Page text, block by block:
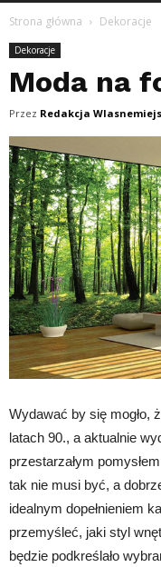
Strona główna Dekoracje
Dekoracje
Moda na
Przez Redakcja
Wydawać by się mogło,
latach 90., a aktualnie
przestarzałym
tak nie musi być, a
idealnym dopełnieniem
przemyśleć, jaki styl
będzie podkreślało